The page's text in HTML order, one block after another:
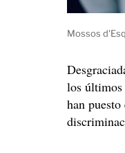
Mossos
los últimos
han